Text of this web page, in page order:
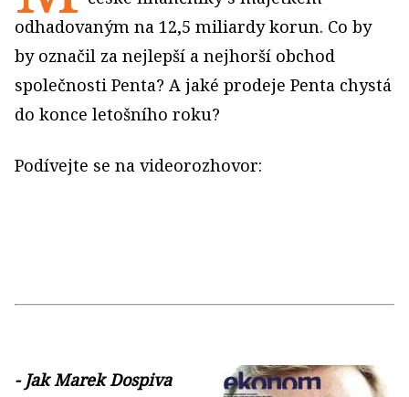
odhadovaným na 12,5 miliardy korun. Co by
by označil za nejlepší a nejhorší obchod
společnosti Penta? A jaké prodeje Penta chystá
do konce letošního roku?
Podívejte se na videorozhovor:
- Jak Marek Dospiva